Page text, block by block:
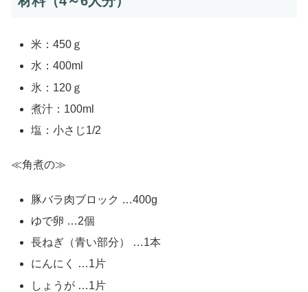
米：450ｇ
水：400ml
氷：120ｇ
煮汁：100ml
塩：小さじ1/2
≪角煮の≫
豚バラ肉ブロック …400g
ゆで卵 …2個
長ねぎ（青い部分） …1本
にんにく …1片
しょうが …1片